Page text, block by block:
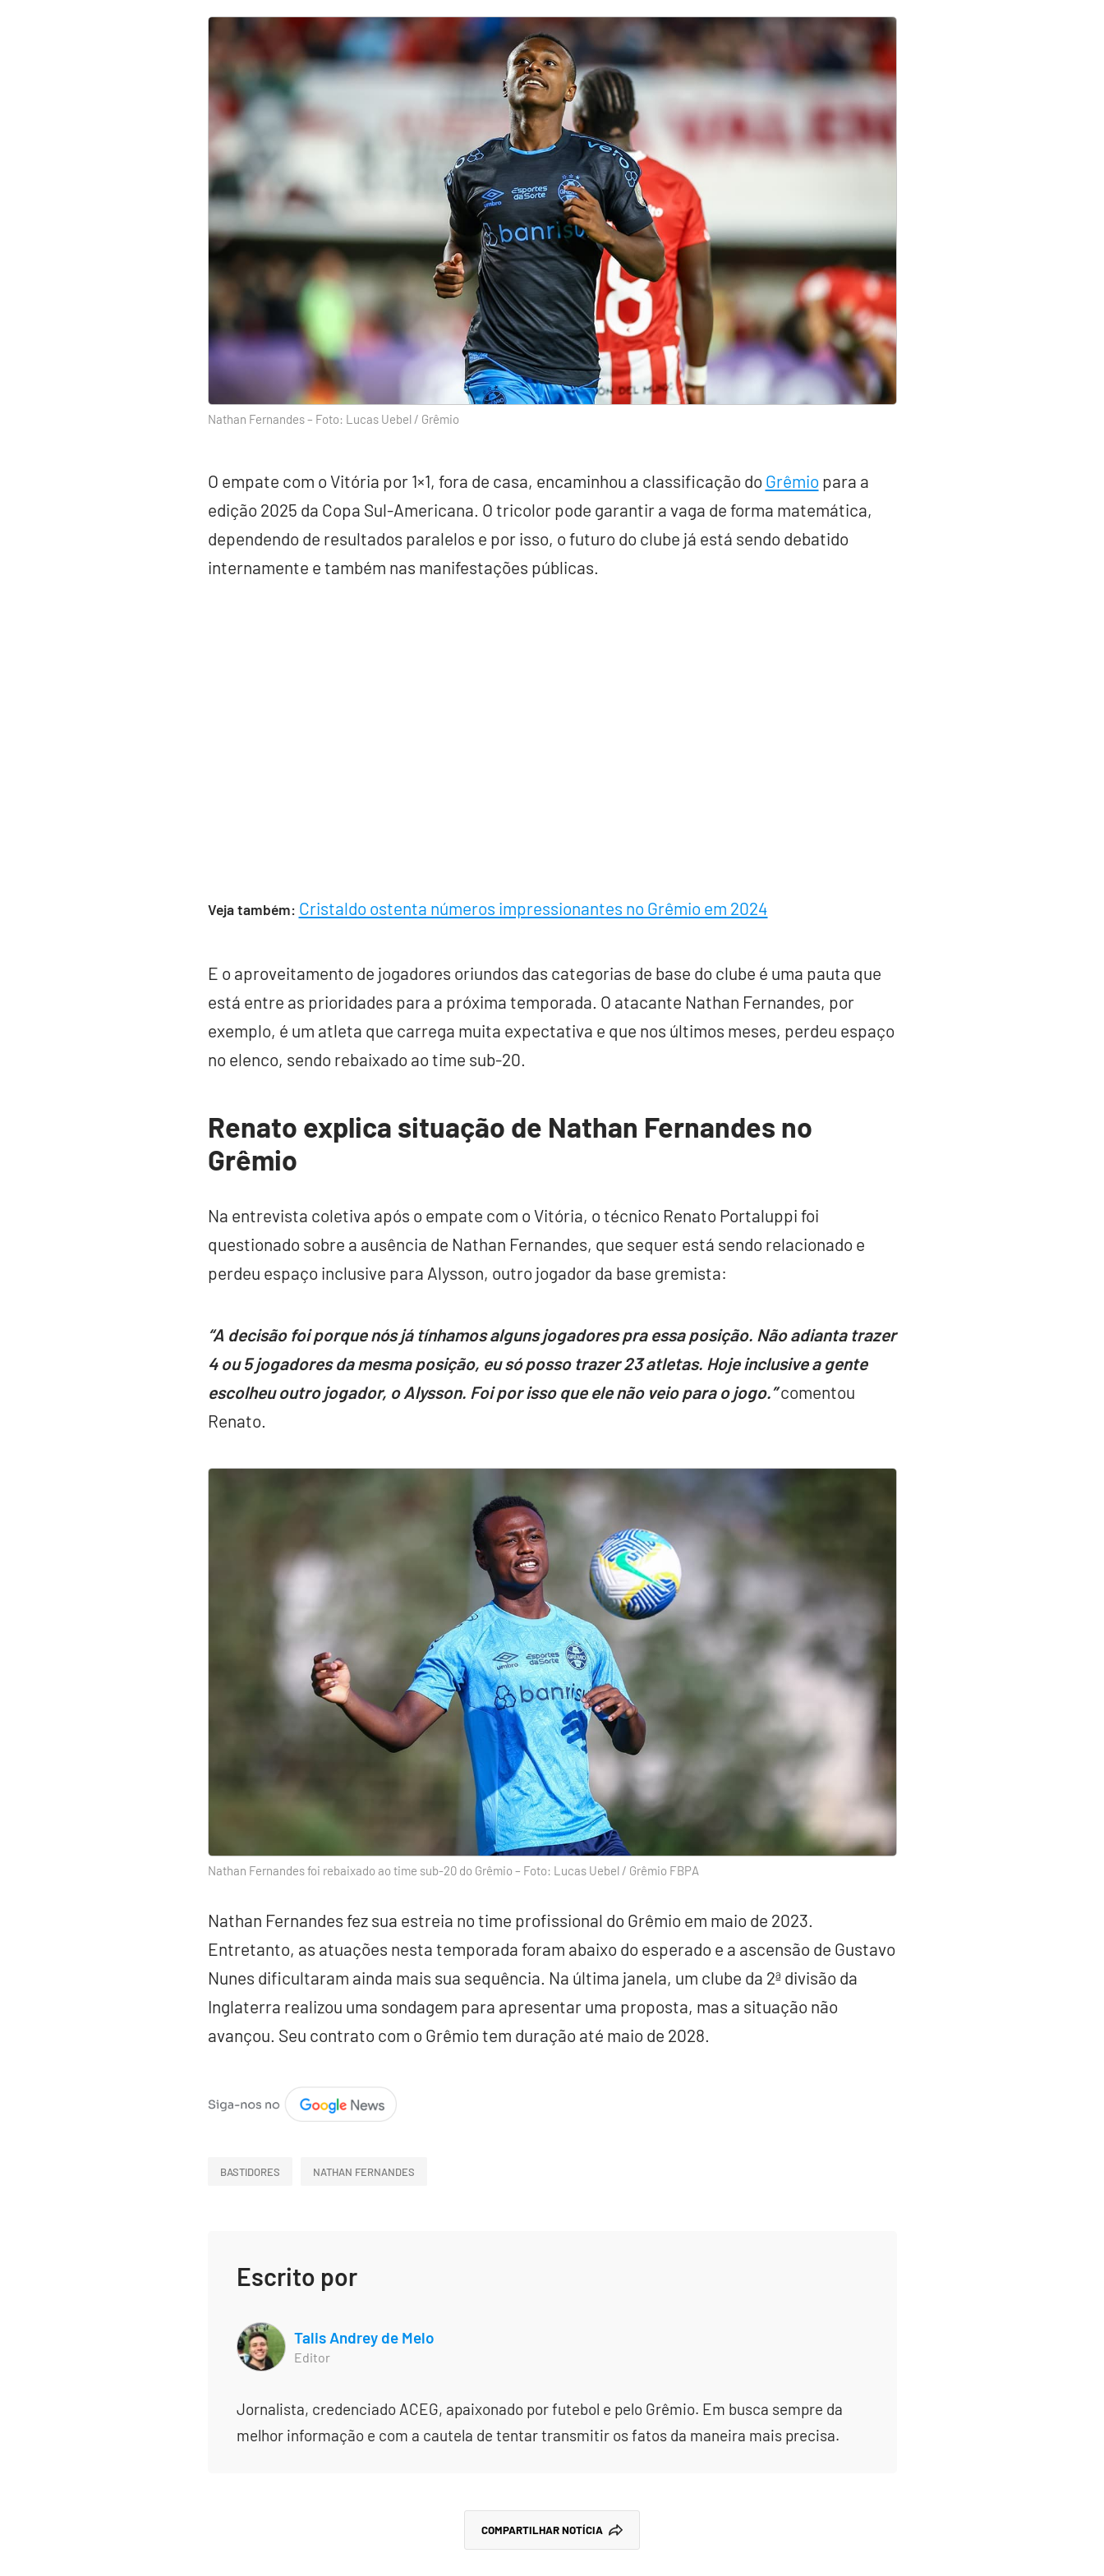
Nathan Fernandes – Foto: Lucas Uebel / Grêmio
O empate com o Vitória por 1×1, fora de casa, encaminhou a classificação do Grêmio para a
edição 2025 da Copa Sul-Americana. O tricolor pode garantir a vaga de forma matemática,
dependendo de resultados paralelos e por isso, o futuro do clube já está sendo debatido
internamente e também nas manifestações públicas.
Veja também: Cristaldo ostenta números impressionantes no Grêmio em 2024
E o aproveitamento de jogadores oriundos das categorias de base do clube é uma pauta que
está entre as prioridades para a próxima temporada. O atacante Nathan Fernandes, por
exemplo, é um atleta que carrega muita expectativa e que nos últimos meses, perdeu espaço
no elenco, sendo rebaixado ao time sub-20.
Renato explica situação de Nathan Fernandes no
Grêmio
Na entrevista coletiva após o empate com o Vitória, o técnico Renato Portaluppi foi
questionado sobre a ausência de Nathan Fernandes, que sequer está sendo relacionado e
perdeu espaço inclusive para Alysson, outro jogador da base gremista:
“A decisão foi porque nós já tínhamos alguns jogadores pra essa posição. Não adianta trazer
4 ou 5 jogadores da mesma posição, eu só posso trazer 23 atletas. Hoje inclusive a gente
escolheu outro jogador, o Alysson. Foi por isso que ele não veio para o jogo.”comentou
Renato.
Nathan Fernandes foi rebaixado ao time sub-20 do Grêmio – Foto: Lucas Uebel / Grêmio FBPA
Nathan Fernandes fez sua estreia no time profissional do Grêmio em maio de 2023.
Entretanto, as atuações nesta temporada foram abaixo do esperado e a ascensão de Gustavo
Nunes dificultaram ainda mais sua sequência. Na última janela, um clube da 2ª divisão da
Inglaterra realizou uma sondagem para apresentar uma proposta, mas a situação não
avançou. Seu contrato com o Grêmio tem duração até maio de 2028.
BASTIDORES NATHAN FERNANDES
Escrito por
Talis Andrey de Melo
Editor
Jornalista, credenciado ACEG, apaixonado por futebol e pelo Grêmio. Em busca sempre da
melhor informação e com a cautela de tentar transmitir os fatos da maneira mais precisa.
COMPARTILHAR NOTÍCIA